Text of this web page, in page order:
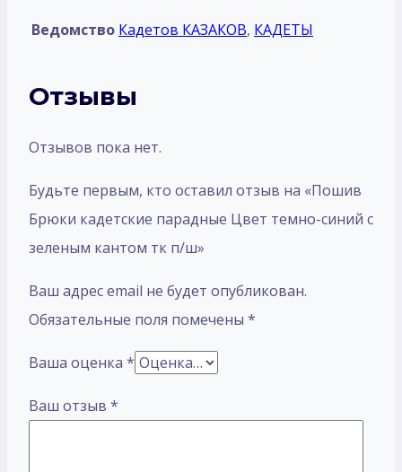
Ведомство Кадетов КАЗАКОВ, КАДЕТЫ
Отзывы
Отзывов пока нет.
Будьте первым, кто оставил отзыв на «Пошив
Брюки кадетские парадные Цвет темно-синий с
зеленым кантом тк п/ш»
Ваш адрес email не будет опубликован.
Обязательные поля помечены *
Ваша оценка *
Ваш отзыв *